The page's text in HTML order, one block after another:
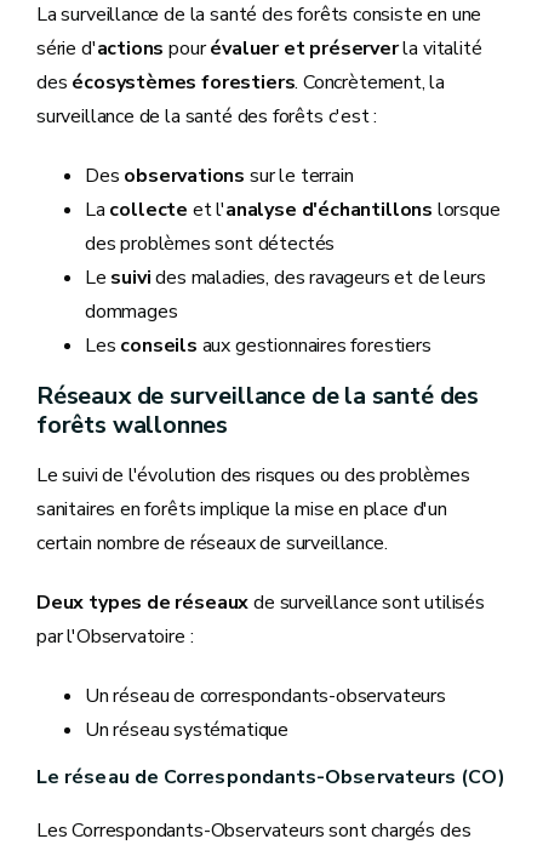
La surveillance de la santé des forêts consiste en une
série d'actionspourévaluer et préserverla vitalité
des écosystèmes forestiers. Concrètement, la
surveillance de la santé des forêts c'est :
Des observations sur le terrain
La collecte et l'analyse d'échantillons lorsque
des problèmes sont détectés
Le suivides maladies, des ravageurs et de leurs
dommages
Les conseils aux gestionnaires forestiers
Réseaux de surveillance de la santé des
forêts wallonnes
Le suivi de l'évolution des risques ou des problèmes
sanitaires en forêts implique la mise en place d'un
certain nombre de réseaux de surveillance.
Deux types de réseauxde surveillance sont utilisés
par l'Observatoire :
Un réseau de correspondants-observateurs
Un réseau systématique
Le réseau de Correspondants-Observateurs (CO)
Les Correspondants-Observateurs sont chargés des